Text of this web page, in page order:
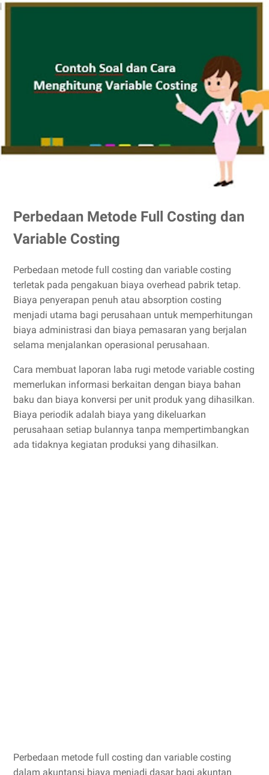
Perbedaan Metode Full Costing dan
Variable Costing
Perbedaan metode full costing dan variable costing
terletak pada pengakuan biaya overhead pabrik tetap.
Biaya penyerapan penuh atau absorption costing
menjadi utama bagi perusahaan untuk memperhitungan
biaya administrasi dan biaya pemasaran yang berjalan
selama menjalankan operasional perusahaan.
Cara membuat laporan laba rugi metode variable costing
memerlukan informasi berkaitan dengan biaya bahan
baku dan biaya konversi per unit produk yang dihasilkan.
Biaya periodik adalah biaya yang dikeluarkan
perusahaan setiap bulannya tanpa mempertimbangkan
ada tidaknya kegiatan produksi yang dihasilkan.
Perbedaan metode full costing dan variable costing
dalam akuntansi biaya menjadi dasar bagi akuntan